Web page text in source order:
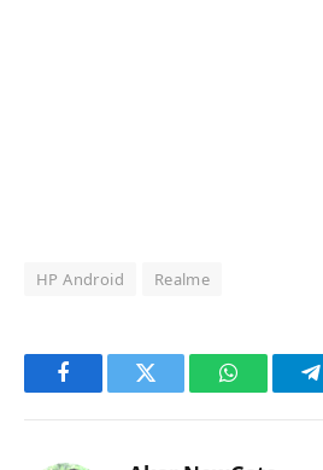
HP Android Realme
FacebookTwitter WhatsApp